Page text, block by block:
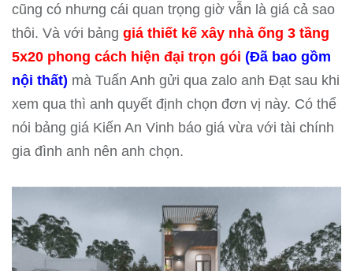
cũng có nhưng cái quan trọng giờ vẫn là giá cả sao
thôi. Và với bảng giá thiết kế xây nhà ống 3 tầng
5x20 phong cách hiện đại trọn gói (Đã bao gồm
nội thất) mà Tuấn Anh gửi qua zalo anh Đạt sau khi
xem qua thì anh quyết định chọn đơn vị này. Có thể
nói bảng giá Kiến An Vinh báo giá vừa với tài chính
gia đình anh nên anh chọn.